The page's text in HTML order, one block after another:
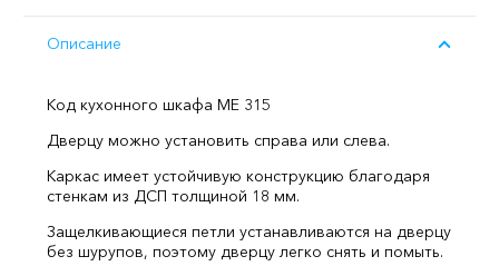
Описание
Код кухонного шкафа ME 315
Дверцу можно установить справа или слева.
Каркас имеет устойчивую конструкцию благодаря
стенкам из ДСП толщиной 18 мм.
Защелкивающиеся петли устанавливаются на дверцу
без шурупов, поэтому дверцу легко снять и помыть.